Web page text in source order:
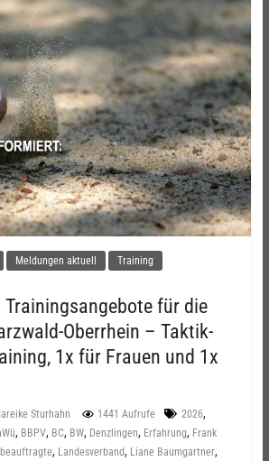
Meldungen aktuell Training
für die
Oberrhein – Taktik-
1x für Frauen und 1x
Sturhahn 1441 Aufrufe 2026,
, BBPV, BC, BW, Denzlingen, Erfahrung, Frank
, Landesverband, Liane Baumgartner,